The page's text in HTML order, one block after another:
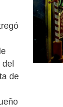
del
de